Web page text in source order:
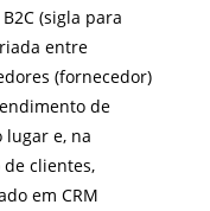
(sigla para
entre
(fornecedor)
de
lugar e, na
clientes,
em CRM